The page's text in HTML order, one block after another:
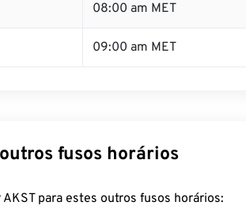
08:00 am MET
09:00 am MET
fusos horários
para estes outros fusos horários: